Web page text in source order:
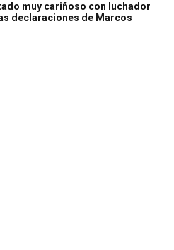
muy cariñoso con luchador
declaraciones de Marcos